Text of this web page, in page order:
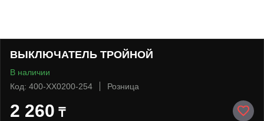
ВЫКЛЮЧАТЕЛЬ ТРОЙНОЙ
В наличии
Код: 400-XX0200-254
Розница
2 260 ₸